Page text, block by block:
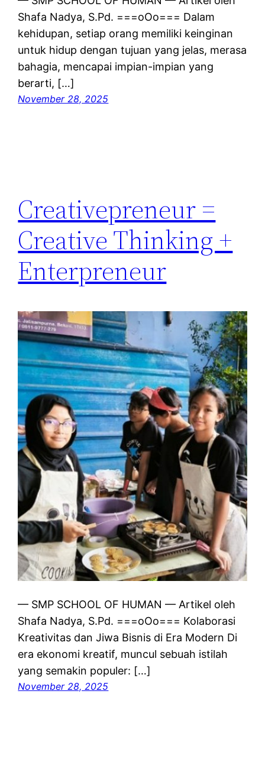
Shafa Nadya, S.Pd. ===oOo=== Dalam
kehidupan, setiap orang memiliki keinginan
untuk hidup dengan tujuan yang jelas, merasa
bahagia, mencapai impian-impian yang
berarti, […]
November 28, 2025
Creativepreneur =
Creative Thinking +
Enterpreneur
— SMP SCHOOL OF HUMAN — Artikel oleh
Shafa Nadya, S.Pd. ===oOo=== Kolaborasi
Kreativitas dan Jiwa Bisnis di Era Modern Di
era ekonomi kreatif, muncul sebuah istilah
yang semakin populer: […]
November 28, 2025